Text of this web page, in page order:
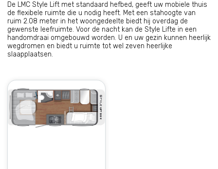
De LMC Style Lift met standaard hefbed, geeft uw mobiele thuis
de flexibele ruimte die u nodig heeft. Met een stahoogte van
ruim 2.08 meter in het woongedeelte biedt hij overdag de
gewenste leefruimte. Voor de nacht kan de Style Lifte in een
handomdraai omgebouwd worden. U en uw gezin kunnen heerlijk
wegdromen en biedt u ruimte tot wel zeven heerlijke
slaapplaatsen.